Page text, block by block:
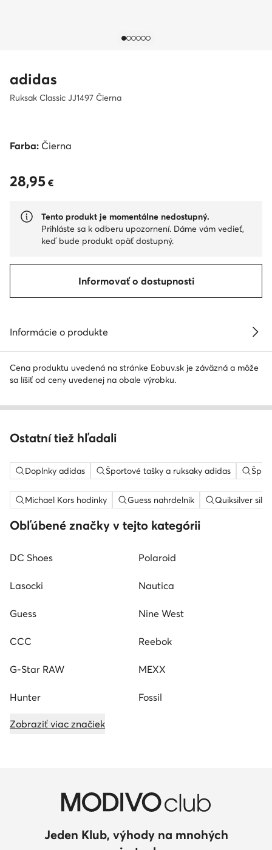
adidas
Ruksak Classic JJ1497 Čierna
Farba: Čierna
28,95 €
28,95 €
Tento produkt je momentálne nedostupný.
Prihláste sa k odberu upozornení. Dáme vám vedieť,
keď bude produkt opäť dostupný.
Informovať o dostupnosti
Informácie o produkte
Cena produktu uvedená na stránke Eobuv.sk je záväzná a môže
sa líšiť od ceny uvedenej na obale výrobku.
Ostatní tiež hľadali
Doplnky adidas Športové tašky a ruksaky adidas
Michael Kors hodinky Guess nahrdelnik Quiksilver
Obľúbené značky v tejto kategórii
DC Shoes Polaroid
Lasocki Nautica
Guess Nine West
CCC Reebok
G-Star RAW MEXX
Hunter Fossil
Zobraziť viac značiek
Jeden Klub, výhody na mnohých